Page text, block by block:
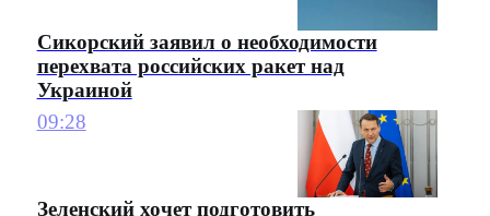
Сикорский заявил о необходимости
перехвата российских ракет над
Украиной
09:28
Зеленский хочет подготовить